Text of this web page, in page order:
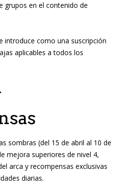
grupos en el contenido de
introduce como una suscripción
aplicables a todos los
sombras (del 15 de abril al 10 de
mejora superiores de nivel 4,
arca y recompensas exclusivas
diarias.